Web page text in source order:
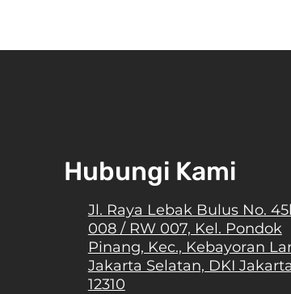
Hubungi Kami
Jl. Raya Lebak Bulus No.
008 / RW 007, Kel. Pondok
Pinang, Kec., Kebayoran
Jakarta Selatan, DKI Jakarta
12310